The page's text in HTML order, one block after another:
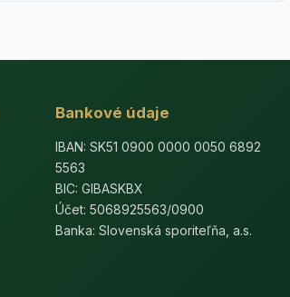
Bankové údaje
IBAN: SK51 0900 0000 0050 6892
5563
BIC: GIBASKBX
Účet: 5068925563/0900
Banka: Slovenská sporiteľňa, a.s.